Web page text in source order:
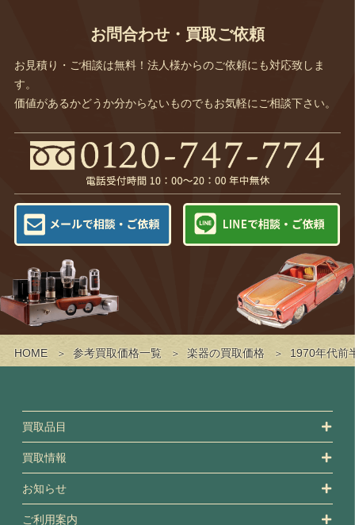
HOME 参考買取価格一覧 楽器の買取価格 1970年代前
お問合わせ・買取ご依頼
お見積り・ご相談は無料！法人様からのご依頼にも対応致しま
す。
価値があるかどうか分からないものでもお気軽にご相談下さい。
買取品目
買取情報
お知らせ
ご利用案内